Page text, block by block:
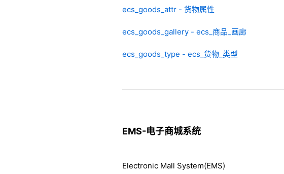
ecs_goods_attr - 货物属性
ecs_goods_gallery - ecs_商品_画廊
ecs_goods_type - ecs_货物_类型
EMS-电子商城系统
Electronic Mall System(EMS)